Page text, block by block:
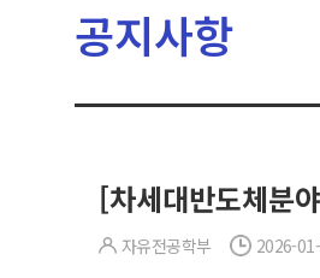
공지사항
[차세대반도체분
자유전공학부 2026-